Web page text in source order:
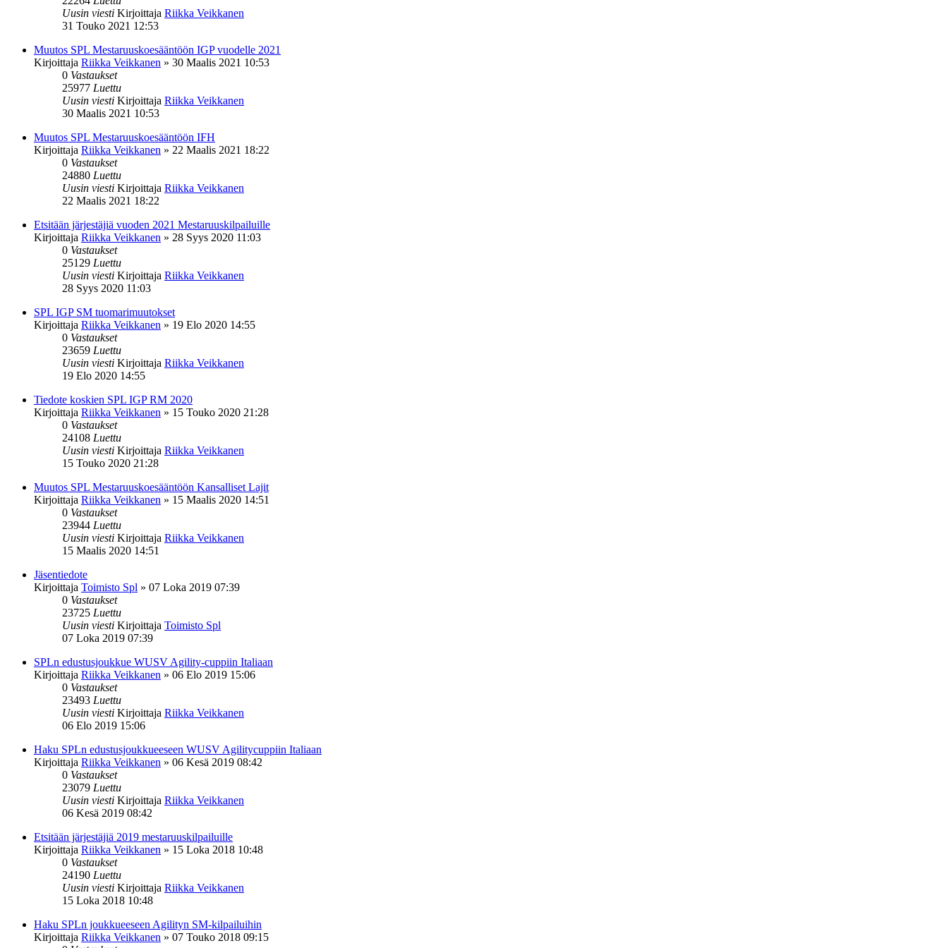
Uusin viesti Kirjoittaja Riikka Veikkanen
31 Touko 2021 12:53
Muutos SPL Mestaruuskoesääntöön IGP vuodelle 2021
Kirjoittaja Riikka Veikkanen » 30 Maalis 2021 10:53
0 Vastaukset
25977 Luettu
Uusin viesti Kirjoittaja Riikka Veikkanen
30 Maalis 2021 10:53
Muutos SPL Mestaruuskoesääntöön IFH
Kirjoittaja Riikka Veikkanen » 22 Maalis 2021 18:22
0 Vastaukset
24880 Luettu
Uusin viesti Kirjoittaja Riikka Veikkanen
22 Maalis 2021 18:22
Etsitään järjestäjiä vuoden 2021 Mestaruuskilpailuille
Kirjoittaja Riikka Veikkanen » 28 Syys 2020 11:03
0 Vastaukset
25129 Luettu
Uusin viesti Kirjoittaja Riikka Veikkanen
28 Syys 2020 11:03
SPL IGP SM tuomarimuutokset
Kirjoittaja Riikka Veikkanen » 19 Elo 2020 14:55
0 Vastaukset
23659 Luettu
Uusin viesti Kirjoittaja Riikka Veikkanen
19 Elo 2020 14:55
Tiedote koskien SPL IGP RM 2020
Kirjoittaja Riikka Veikkanen » 15 Touko 2020 21:28
0 Vastaukset
24108 Luettu
Uusin viesti Kirjoittaja Riikka Veikkanen
15 Touko 2020 21:28
Muutos SPL Mestaruuskoesääntöön Kansalliset Lajit
Kirjoittaja Riikka Veikkanen » 15 Maalis 2020 14:51
0 Vastaukset
23944 Luettu
Uusin viesti Kirjoittaja Riikka Veikkanen
15 Maalis 2020 14:51
Jäsentiedote
Kirjoittaja Toimisto Spl » 07 Loka 2019 07:39
0 Vastaukset
23725 Luettu
Uusin viesti Kirjoittaja Toimisto Spl
07 Loka 2019 07:39
SPLn edustusjoukkue WUSV Agility-cuppiin Italiaan
Kirjoittaja Riikka Veikkanen » 06 Elo 2019 15:06
0 Vastaukset
23493 Luettu
Uusin viesti Kirjoittaja Riikka Veikkanen
06 Elo 2019 15:06
Haku SPLn edustusjoukkueeseen WUSV Agilitycuppiin Italiaan
Kirjoittaja Riikka Veikkanen » 06 Kesä 2019 08:42
0 Vastaukset
23079 Luettu
Uusin viesti Kirjoittaja Riikka Veikkanen
06 Kesä 2019 08:42
Etsitään järjestäjiä 2019 mestaruuskilpailuille
Kirjoittaja Riikka Veikkanen » 15 Loka 2018 10:48
0 Vastaukset
24190 Luettu
Uusin viesti Kirjoittaja Riikka Veikkanen
15 Loka 2018 10:48
Haku SPLn joukkueeseen Agilityn SM-kilpailuihin
Kirjoittaja Riikka Veikkanen » 07 Touko 2018 09:15